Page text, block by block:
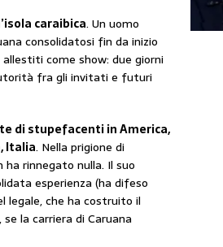
caraibica. Un uomo
consolidatosi fin da inizio
come show: due giorni
fra gli invitati e futuri
di stupefacenti in America,
Italia. Nella prigione di
ha rinnegato nulla. Il suo
esperienza (ha difeso
legale, che ha costruito il
la carriera di Caruana